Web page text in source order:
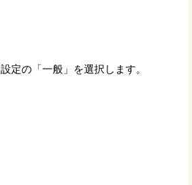
設定の「一般」を選択します。